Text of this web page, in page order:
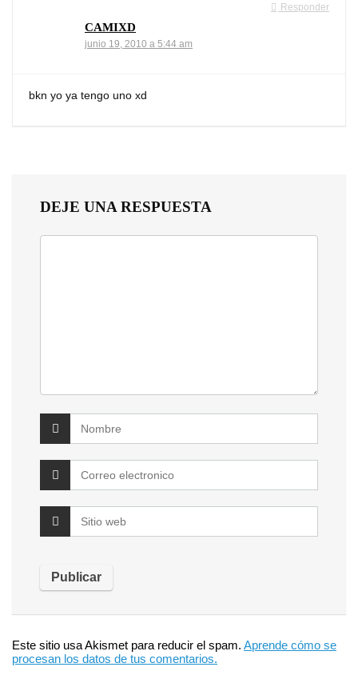
Responder
CAMIXD
junio 19, 2010 a 5:44 am
bkn yo ya tengo uno xd
DEJE UNA RESPUESTA
Este sitio usa Akismet para reducir el spam. Aprende cómo se
procesan los datos de tus comentarios.